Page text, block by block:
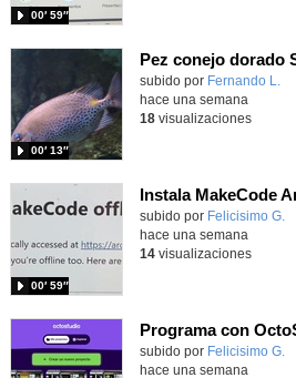
00′ 59″
Contenido educativo.
subido por Fernando L.
00′ 13″
hace una semana
18visualizaciones
Contenido educativo.
subido por Felicisimo G.
00′ 59″
hace una semana
14visualizaciones
Contenido educativo.
subido por Felicisimo G.
hace una semana